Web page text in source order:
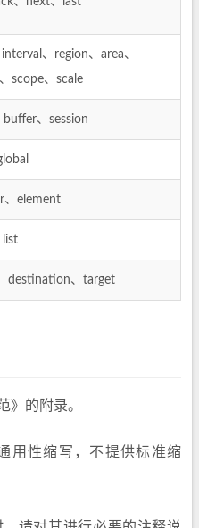
、region、area、
scope、scale
buffer、session
、element
list
destination、target
》的附录。
用性缩写，不提供标准缩